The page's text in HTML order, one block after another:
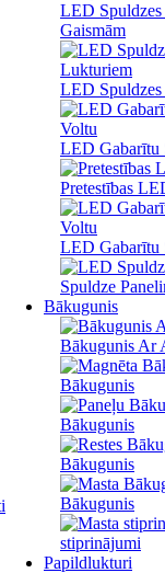
LED
Gaismām
LED
LED Gabarītu
Pretestības
LED Gabarītu
Spuldze
Bākugunis
Bākugunis Ar
Bākugunis
Bākugunis
Bākugunis
Bākugunis
stiprinājumi
Papildlukturi